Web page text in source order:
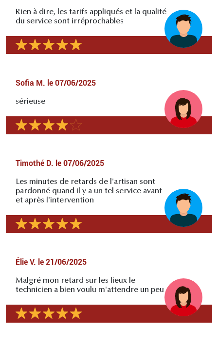
Rien à dire, les tarifs appliqués et la qualité
du service sont irréprochables
Sofia M. le 07/06/2025
sérieuse
Timothé D. le 07/06/2025
Les minutes de retards de l'artisan sont
pardonné quand il y a un tel service avant
et après l'intervention
Élie V. le 21/06/2025
Malgré mon retard sur les lieux le
technicien a bien voulu m'attendre un peu